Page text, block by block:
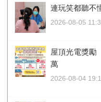
連玩笑都聽不
2026-08-05
屋頂光電獎
萬
2026-08-04